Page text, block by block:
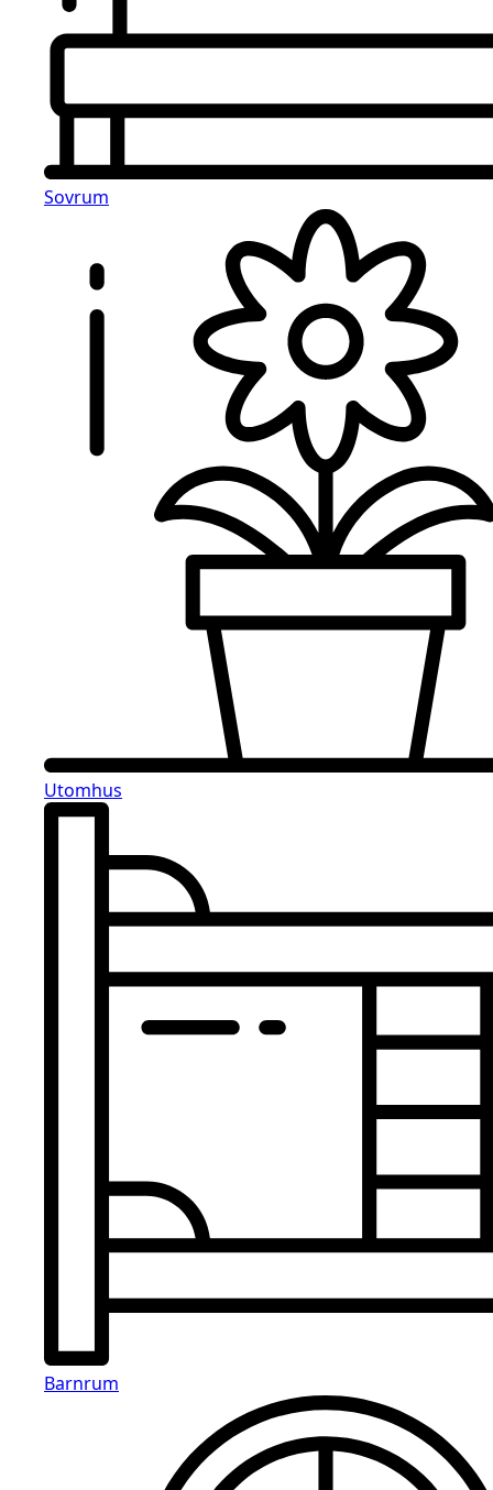
Sovrum
Utomhus
Barnrum